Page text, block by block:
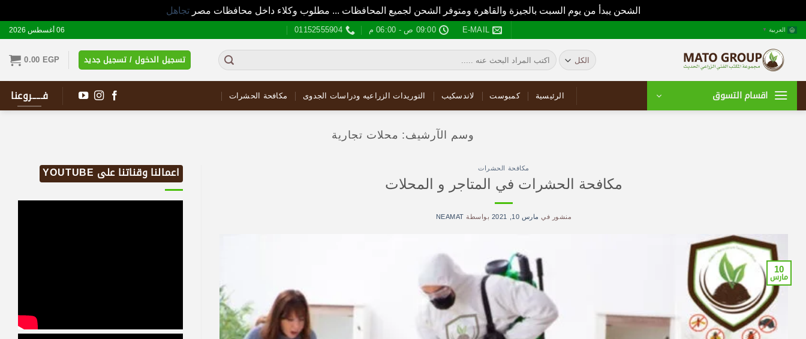
الشحن يبدأ من يوم السبت بالجيزة والقاهرة ومتوفر الشحن لجميع المحافظات ... مطلوب وكلاء داخل محافظات مصرتجاهل
تخطيالعربية ▼
E-MAIL 09:00 ص - 06:00 م 01152555904 06 أغسطس 2026
البحث
عن:
تسجيل الدخول / تسجيل جديد 0.00 EGP
اقسام التسوق الرئيسية كمبوست لاندسكيب التوريدات الزراعيه ودراسات الجدوى مكافحة الحشرات فـــــروعنا
وسم الآرشيف: محلات تجارية
مكافحة الحشرات
مكافحة الحشرات في المتاجر و المحلات
منشور في مارس 10, 2021 بواسطة NEAMAT
10
مارس
اعمالنا وقناتنا على YOUTUBE